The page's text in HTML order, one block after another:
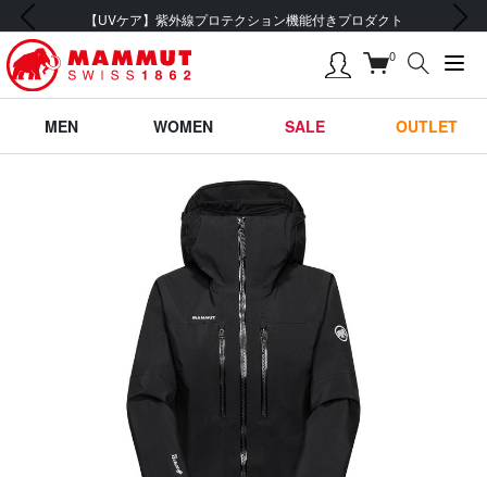
【UVケア】紫外線プロテクション機能付きプロダクト
前の画像 次の画像
0
MEN WOMEN SALE OUTLET